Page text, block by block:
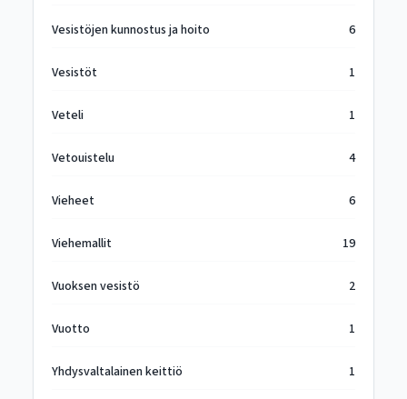
Vesistöjen kunnostus ja hoito 6
Vesistöt 1
Veteli 1
Vetouistelu 4
Vieheet 6
Viehemallit 19
Vuoksen vesistö 2
Vuotto 1
Yhdysvaltalainen keittiö 1